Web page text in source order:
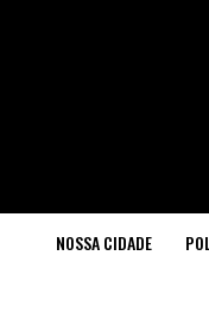
NOSSA CIDADE